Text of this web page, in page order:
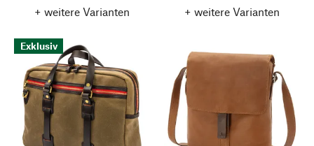
+ weitere Varianten + weitere Varianten
Exklusiv